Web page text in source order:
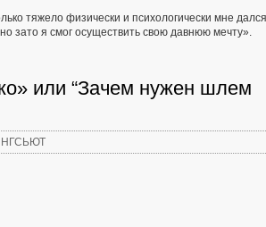
тяжело физически и психологически мне дался
зато я смог осуществить свою давнюю мечту».
или “Зачем нужен шлем